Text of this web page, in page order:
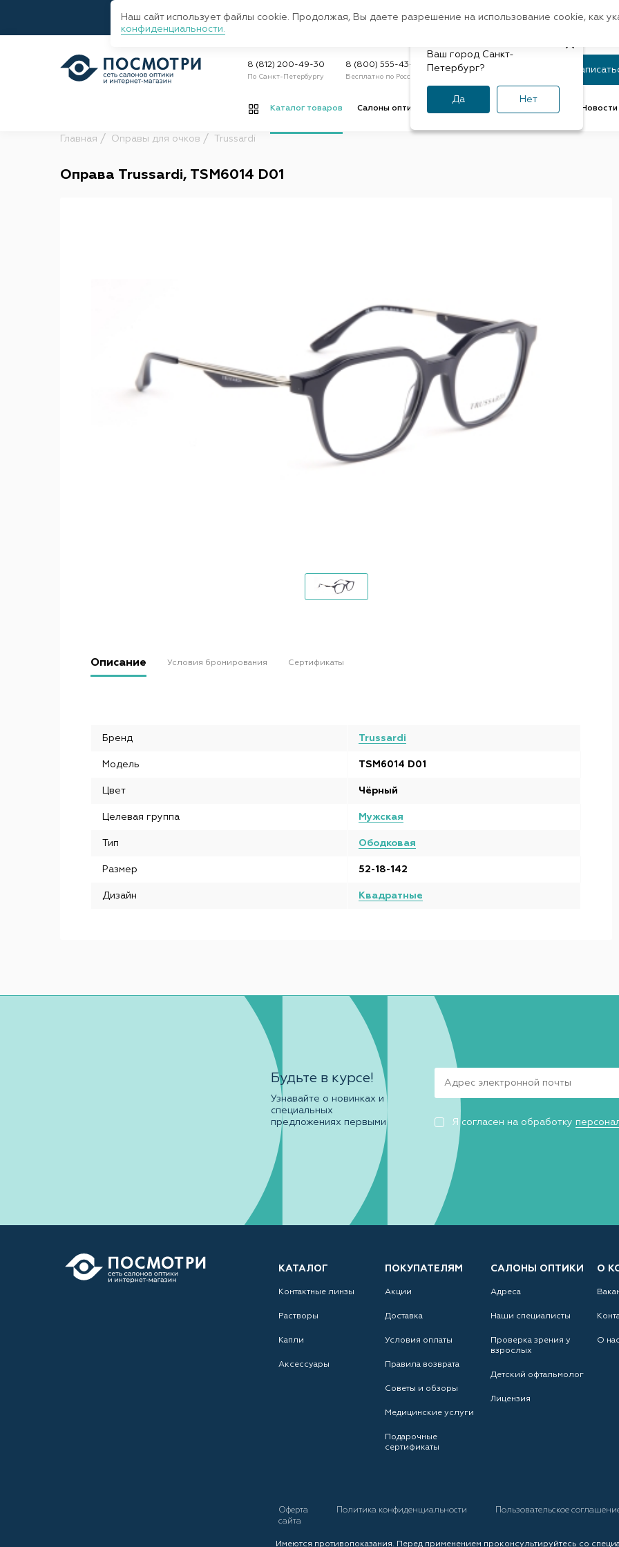
Регион:Санкт-Петербург Быстрая
8 (812) 200-49-30
По Санкт-Петербургу
8 (800) 555-43-47
Бесплатно по России
Статус заказа
Каталог товаров Салоны оптики Новости
Главная Оправы для очков Trussardi
Оправа Trussardi, TSM6014 D01
Описание Условия бронирования Сертификаты
Бренд Trussardi
Модель TSM6014 D01
Цвет Чёрный
Целевая группа Мужская
Тип Ободковая
Размер 52-18-142
Дизайн Квадратные
Будьте в курсе!
Узнавайте о новинках и
специальных
предложениях первыми
Я согласен на обработку
КАТАЛОГ
Контактные линзы
Растворы
Капли
Аксессуары
ПОКУПАТЕЛЯМ
Акции
Доставка
Условия оплаты
Правила возврата
Советы и обзоры
Медицинские услуги
Подарочные
сертификаты
САЛОНЫ ОПТИКИ
Адреса
Наши специалисты
Проверка зрения у
взрослых
Детский офтальмолог
Лицензия
О
О нас
Оферта Политика конфиденциальности Пользовательское
сайта
Имеются противопоказания. Перед применением проконсультируйтесь со
Ваш город Санкт-
Петербург?
Да Нет
Наш сайт использует файлы cookie. Продолжая, Вы даете разрешение на использование cookie, как
конфиденциальности.